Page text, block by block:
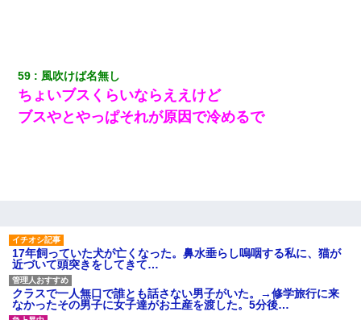
59 風吹けば名無し
ちょいブスくらいならええけど
ブスやとやっぱそれが原因で冷めるで
17年飼っていた犬が亡くなった。鼻水垂らし嗚咽する私に、猫が
近づいて頭突きをしてきて…
クラスで一人無口で誰とも話さない男子がいた。→修学旅行に来
なかったその男子に女子達がお土産を渡した。5分後…